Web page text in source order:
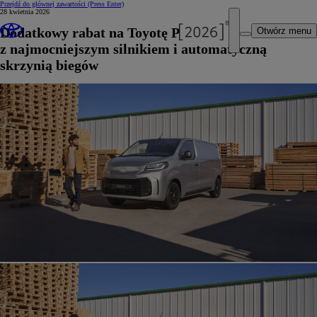
Przejdź do głównej zawartości (Press Enter)
Otwórz menu
28 kwietnia 2026
Dodatkowy rabat na Toyotę PROACE
z najmocniejszym silnikiem i automatyczną
skrzynią biegów